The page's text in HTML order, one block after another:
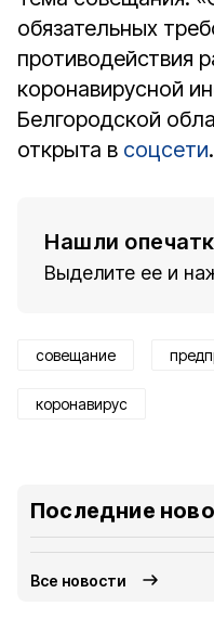
обязательных
противодействия
коронавирусной
Белгородской
открыта в соцсети.
Нашли
Выделите ее и
совещание
коронавирус
Последние
Все новости